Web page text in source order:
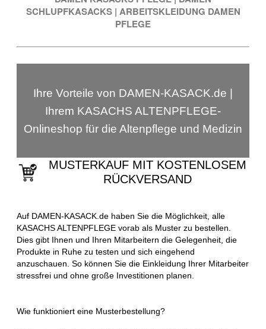
SCHLUPFKASACKS | ARBEITSKLEIDUNG DAMEN
PFLEGE
Ihre Vorteile von DAMEN-KASACK.de |
Ihrem KASACHS ALTENPFLEGE-
Onlineshop für die Altenpflege und Medizin
MUSTERKAUF MIT KOSTENLOSEM
RÜCKVERSAND
Auf DAMEN-KASACK.de haben Sie die Möglichkeit, alle
KASACHS ALTENPFLEGE vorab als Muster zu bestellen.
Dies gibt Ihnen und Ihren Mitarbeitern die Gelegenheit, die
Produkte in Ruhe zu testen und sich eingehend
anzuschauen. So können Sie die Einkleidung Ihrer Mitarbeiter
stressfrei und ohne große Investitionen planen.
Wie funktioniert eine Musterbestellung?